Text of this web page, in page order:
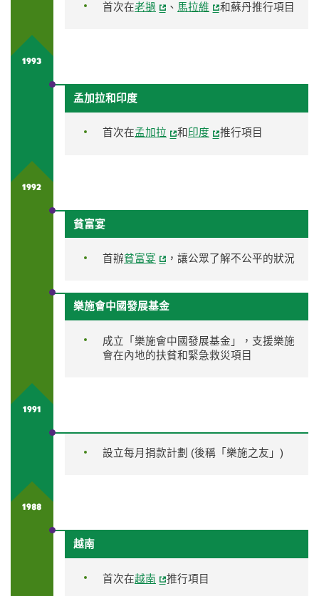
首次在老撾 、 馬拉維 和蘇丹推行項目
1993
孟加拉和印度
首次在孟加拉 和 印度 推行項目
1992
貧富宴
首辦貧富宴 ，讓公眾了解不公平的狀況
樂施會中國發展基金
成立「樂施會中國發展基金」，支援樂施
會在內地的扶貧和緊急救災項目
1991
設立每月捐款計劃 (後稱「樂施之友」)
1988
越南
首次在越南 推行項目